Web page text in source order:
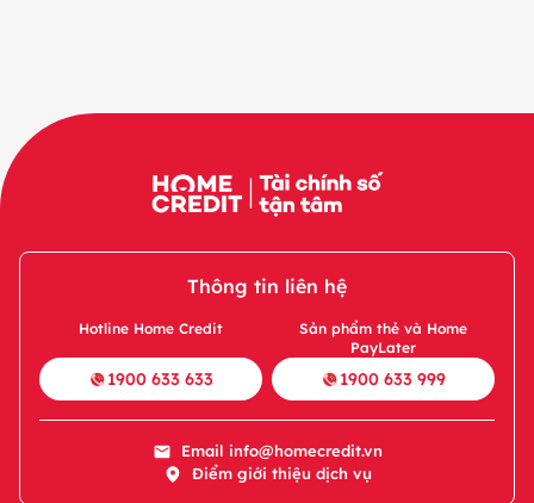
Thông tin liên hệ
Hotline Home Credit
1900 633 633
Sản phẩm thẻ và Home
PayLater
1900 633 999
Email info@homecredit.vn
Điểm giới thiệu dịch vụ